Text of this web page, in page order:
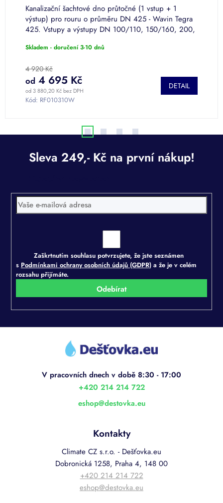
Kanalizační šachtové dno průtočné (1 vstup + 1
výstup) pro rouru o průměru DN 425 - Wavin Tegra
425. Vstupy a výstupy DN 100/110, 150/160, 200,
Skladem - doručení 3-10 dnů
4 920 Kč
od 3 880,20 Kč bez DPH
od 4 695 Kč DETAIL
Kód: RF010310W
Zaškrtnutím souhlasu potvrzujete, že jste seznámen
s Podmínkami ochrany osobních údajů (GDPR)a že je v celém
rozsahu přijímáte.
Přihlásit
se
Z
eshop@destovka.eu
+420 214 214 722
Kontakty
Climate CZ s.r.o. - Dešťovka.eu
Dobronická 1258, Praha 4, 148 00
+420 214 214 722
eshop@destovka.eu